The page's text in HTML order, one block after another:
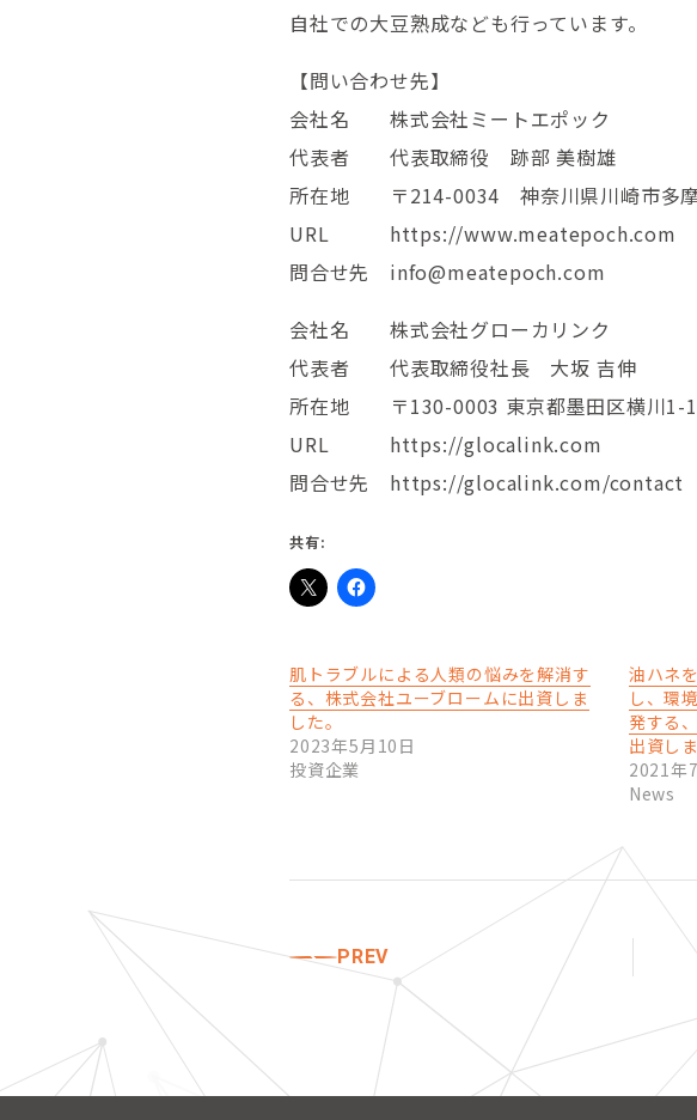
自社での大豆熟成なども行っています。
【問い合わせ先】
会社名 株式会社ミートエポック
代表者 代表取締役 跡部 美樹雄
所在地 〒214-0034 神奈川県川崎市多摩
URL https://www.meatepoch.com
問合せ先 info@meatepoch.com
会社名 株式会社グローカリンク
代表者 代表取締役社長 大坂 吉伸
所在地 〒130-0003 東京都墨田区横川1-
URL https://glocalink.com
問合せ先 https://glocalink.com/contact
共有:
肌トラブルによる人類の悩みを解消す
る、株式会社ユーブロームに出資しま
した。
2023年5月10日
投資企業
油ハネ
し、環
発する
出資し
2021年
News
PREV